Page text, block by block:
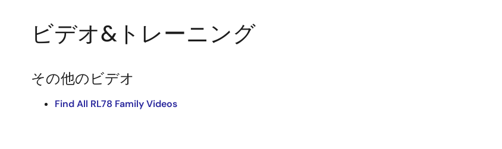
ビデオ&トレーニング
その他のビデオ
Find All RL78 Family Videos